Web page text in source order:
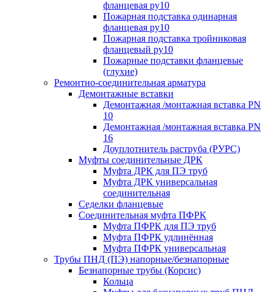
фланцевая ру10
Пожарная подставка одинарная
фланцевая ру10
Пожарная подставка тройниковая
фланцевый ру10
Пожарные подставки фланцевые
(глухие)
Ремонтно-соединительная арматура
Демонтажные вставки
Демонтажная /монтажная вставка PN
10
Демонтажная /монтажная вставка PN
16
Доуплотнитель раструба (РУРС)
Муфты соединительные ДРК
Муфта ДРК для ПЭ труб
Муфта ДРК универсальная
соединительная
Седелки фланцевые
Соединительная муфта ПФРК
Муфта ПФРК для ПЭ труб
Муфта ПФРК удлинённая
Муфта ПФРК универсальная
Трубы ПНД (ПЭ) напорные/безнапорные
Безнапорные трубы (Корсис)
Кольца